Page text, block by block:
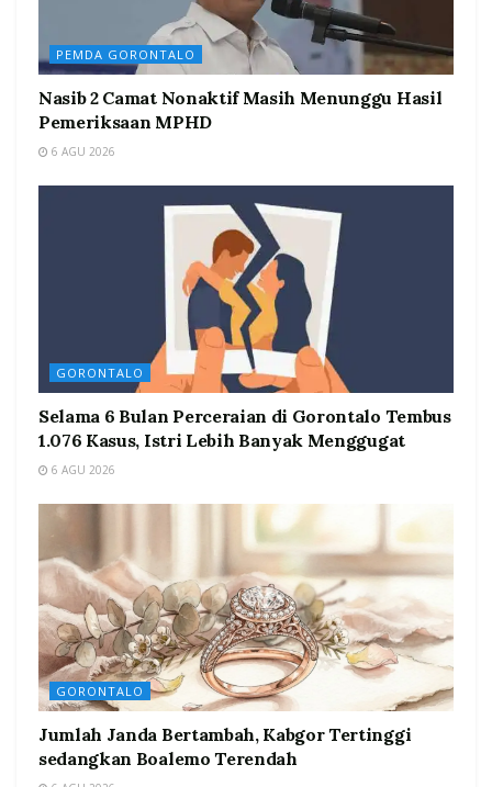
PEMDA GORONTALO
Nasib 2 Camat Nonaktif Masih Menunggu Hasil
Pemeriksaan MPHD
6 AGU 2026
GORONTALO
Selama 6 Bulan Perceraian di Gorontalo Tembus
1.076 Kasus, Istri Lebih Banyak Menggugat
6 AGU 2026
GORONTALO
Jumlah Janda Bertambah, Kabgor Tertinggi
sedangkan Boalemo Terendah